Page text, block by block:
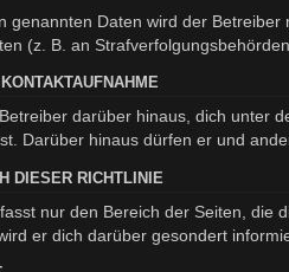
genannten Daten wird der
(z. B. an
darüber hinaus, dich unter
Darüber hinaus dürfen er und
DIESER RICHTLINIE
nur den Bereich der Seiten, die
er dich darüber gesondert